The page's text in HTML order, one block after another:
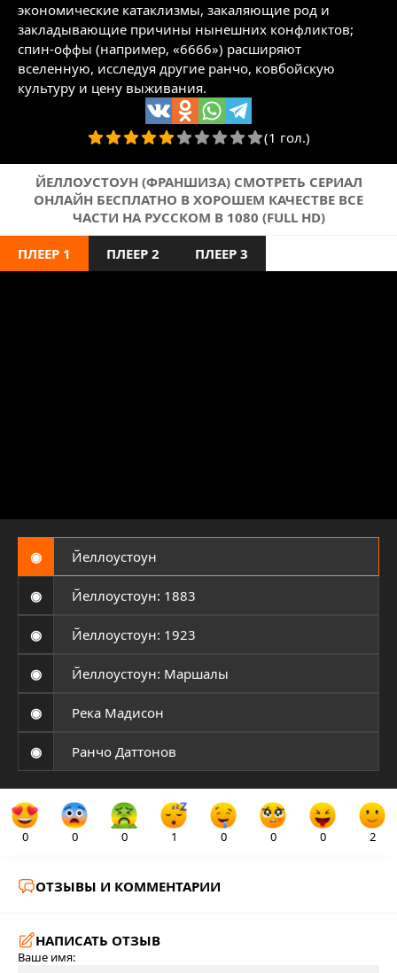
экономические катаклизмы, закаляющие род и
закладывающие причины нынешних конфликтов;
спин‑оффы (например, «6666») расширяют
вселенную, исследуя другие ранчо, ковбойскую
культуру и цену выживания.
(1 гол.)
ЙЕЛЛОУСТОУН (ФРАНШИЗА) СМОТРЕТЬ СЕРИАЛ
ОНЛАЙН БЕСПЛАТНО В ХОРОШЕМ КАЧЕСТВЕ ВСЕ
ЧАСТИ НА РУССКОМ В 1080 (FULL HD)
ПЛЕЕР 1 ПЛЕЕР 2 ПЛЕЕР 3
◉ Йеллоустоун
◉ Йеллоустоун: 1883
◉ Йеллоустоун: 1923
◉ Йеллоустоун: Маршалы
◉ Река Мадисон
◉ Ранчо Даттонов
0 0 0 1 0 0 0 2
ОТЗЫВЫ И КОММЕНТАРИИ
НАПИСАТЬ ОТЗЫВ
Ваше имя: